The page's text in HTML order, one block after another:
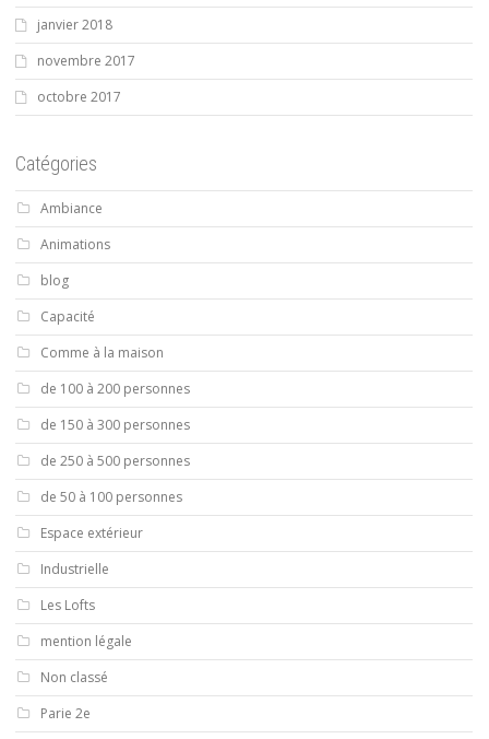
janvier 2018
novembre 2017
octobre 2017
Catégories
Ambiance
Animations
blog
Capacité
Comme à la maison
de 100 à 200 personnes
de 150 à 300 personnes
de 250 à 500 personnes
de 50 à 100 personnes
Espace extérieur
Industrielle
Les Lofts
mention légale
Non classé
Parie 2e